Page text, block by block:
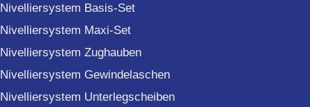
Nivelliersystem Basis-Set
Nivelliersystem Maxi-Set
Nivelliersystem Zughauben
Nivelliersystem Gewindelaschen
Nivelliersystem Unterlegscheiben